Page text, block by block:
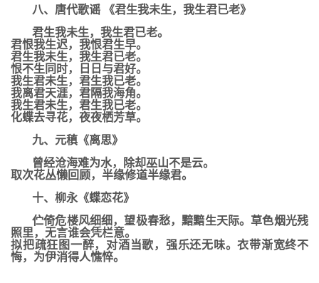
八、唐代歌谣 《君生我未生，我生君已老》
君生我未生，我生君已老。
君恨我生迟，我恨君生早。
君生我未生，我生君已老。
恨不生同时，日日与君好。
我生君未生，君生我已老。
我离君天涯，君隔我海角。
我生君未生，君生我已老。
化蝶去寻花，夜夜栖芳草。
九、元稹《离思》
曾经沧海难为水，除却巫山不是云。
取次花丛懒回顾，半缘修道半缘君。
十、柳永《蝶恋花》
伫倚危楼风细细，望极春愁，黯黯生天际。草色烟光残
照里，无言谁会凭栏意。
拟把疏狂图一醉，对酒当歌，强乐还无味。衣带渐宽终不
悔，为伊消得人憔悴。